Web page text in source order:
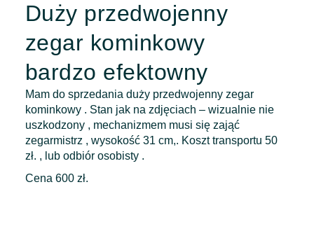
Duży przedwojenny
zegar kominkowy
bardzo efektowny
Mam do sprzedania duży przedwojenny zegar
kominkowy . Stan jak na zdjęciach – wizualnie nie
uszkodzony , mechanizmem musi się zająć
zegarmistrz , wysokość 31 cm,. Koszt transportu 50
zł. , lub odbiór osobisty .
Cena 600 zł.